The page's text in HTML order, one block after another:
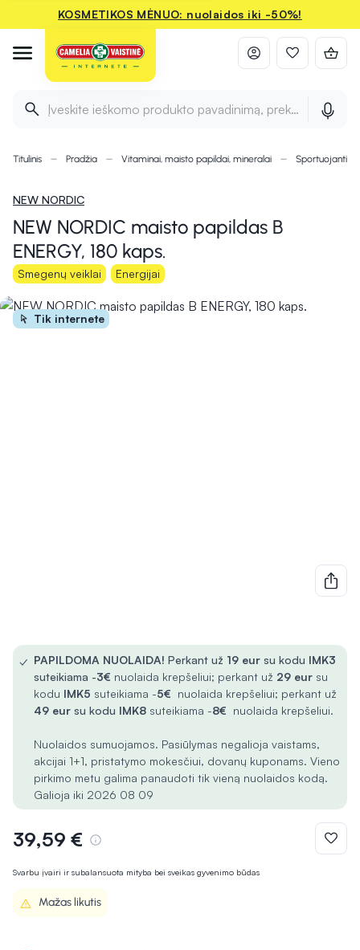
KOSMETIKOS MĖNUO: nuolaidos iki -50%!
Įveskite ieškomo produkto pavadinimą, prekės ženklą ir
Titulinis Pradžia Vitaminai, maisto papildai, mineralai
NEW NORDIC
NEW NORDIC maisto papildas B
ENERGY, 180 kaps.
Smegenų veiklai Energijai
Tik internete
Svarbu įvairi ir subalansuota mityba bei sveikas gyvenimo būdas
Mažas likutis
✓ PAPILDOMA NUOLAIDA! Perkant už 19 eur su kodu IMK3
suteikiama -3€ nuolaida krepšeliui; perkant už 29 eur su
kodu IMK5 suteikiama -5€ nuolaida krepšeliui; perkant už
49 eur su kodu IMK8 suteikiama -8€ nuolaida krepšeliui.
Nuolaidos sumuojamos. Pasiūlymas negalioja vaistams,
akcijai 1+1, pristatymo mokesčiui, dovanų kuponams. Vieno
pirkimo metu galima panaudoti tik vieną nuolaidos kodą.
Galioja iki 2026 08 09
39,59 €